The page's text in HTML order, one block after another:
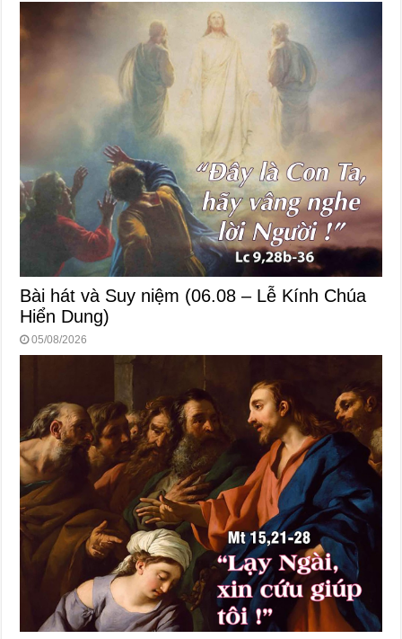
Bài hát và Suy niệm (06.08 – Lễ Kính Chúa
Hiển Dung)
05/08/2026